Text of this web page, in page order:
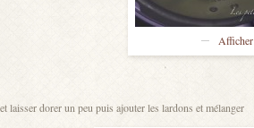
Afficher
laisser dorer un peu puis ajouter les lardons et mélanger